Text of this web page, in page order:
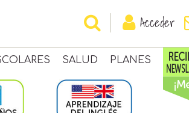
Acceder
SALUD PLANES